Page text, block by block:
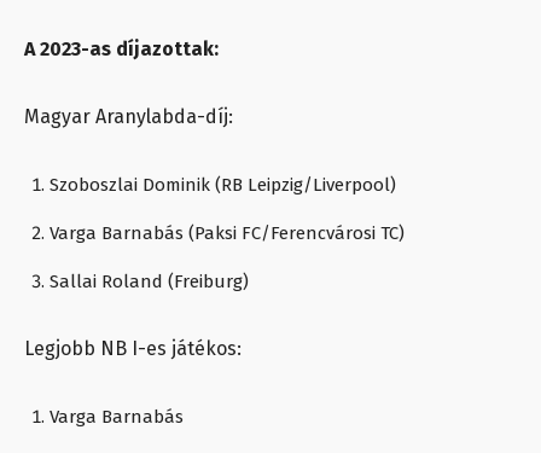
A 2023-as díjazottak:
Magyar Aranylabda-díj:
Szoboszlai Dominik (RB Leipzig/Liverpool)
Varga Barnabás (Paksi FC/Ferencvárosi TC)
Sallai Roland (Freiburg)
Legjobb NB I-es játékos:
Varga Barnabás